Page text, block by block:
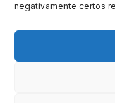
negativamente certos